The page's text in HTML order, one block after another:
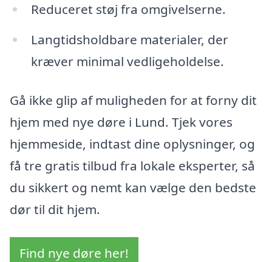
Reduceret støj fra omgivelserne.
Langtidsholdbare materialer, der
kræver minimal vedligeholdelse.
Gå ikke glip af muligheden for at forny dit
hjem med nye døre i Lund. Tjek vores
hjemmeside, indtast dine oplysninger, og
få tre gratis tilbud fra lokale eksperter, så
du sikkert og nemt kan vælge den bedste
dør til dit hjem.
Find nye døre her!